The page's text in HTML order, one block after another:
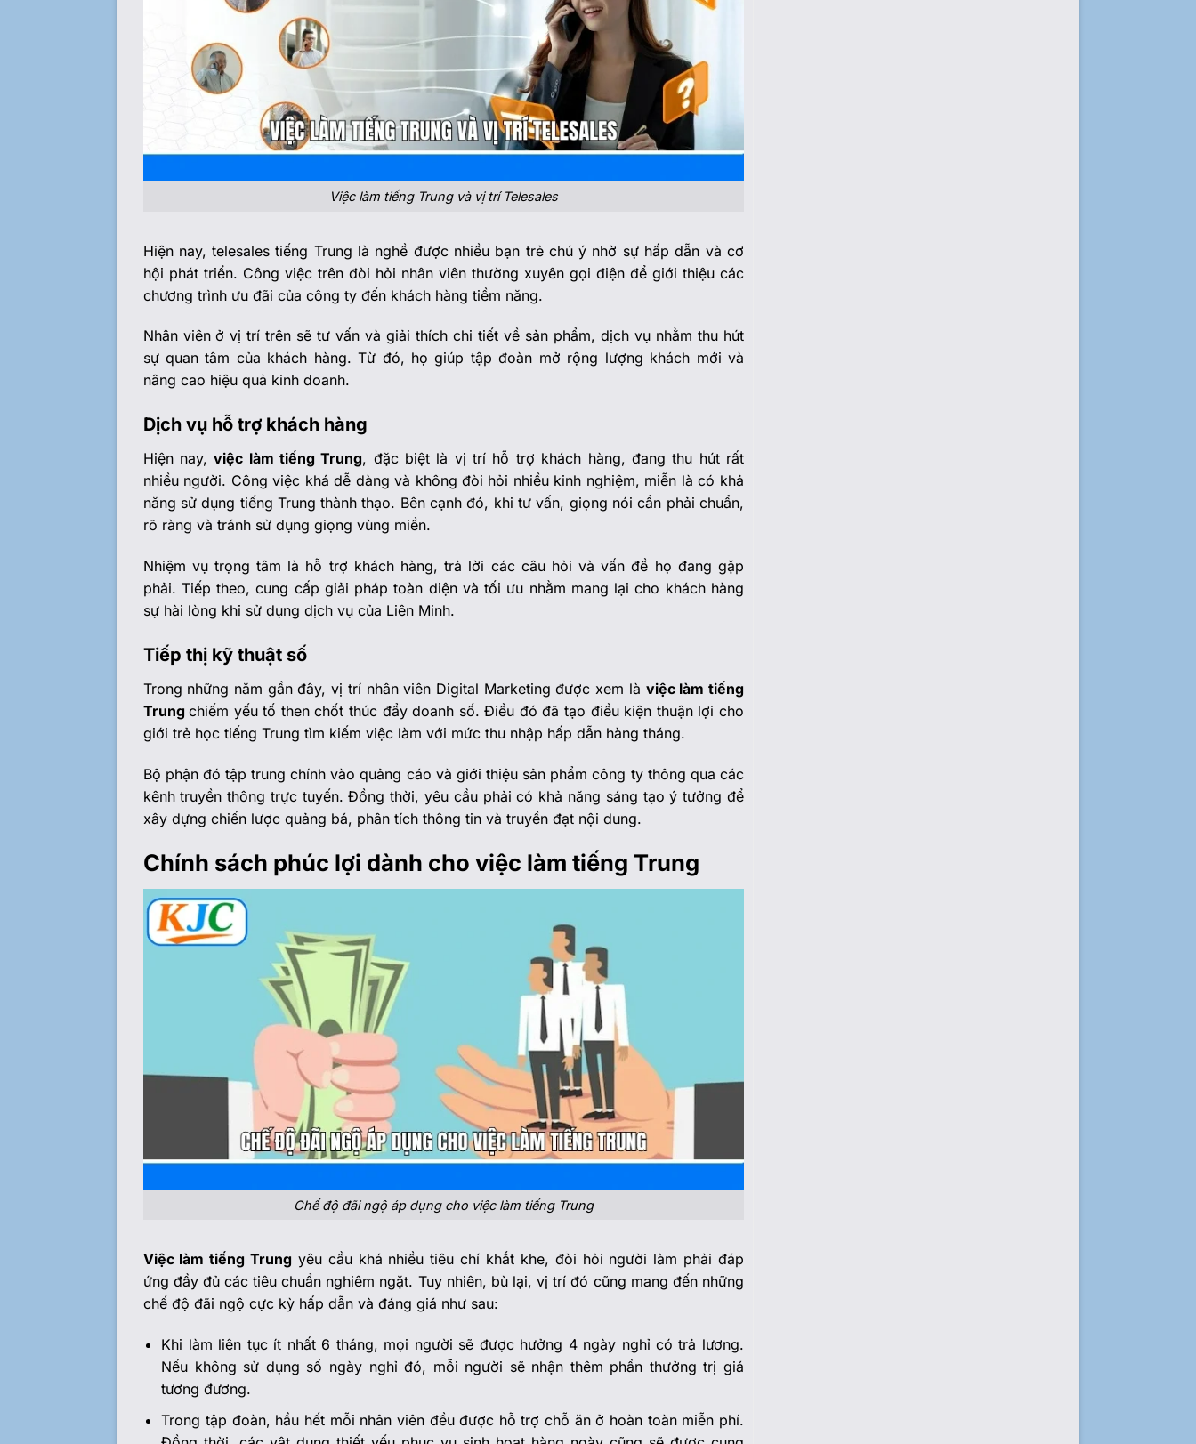
Việc làm tiếng Trung và vị trí Telesales
Hiện nay, telesales tiếng Trung là nghề được nhiều bạn trẻ chú ý nhờ sự hấp dẫn và cơ
hội phát triển. Công việc trên đòi hỏi nhân viên thường xuyên gọi điện để giới thiệu các
chương trình ưu đãi của công ty đến khách hàng tiềm năng.
Nhân viên ở vị trí trên sẽ tư vấn và giải thích chi tiết về sản phẩm, dịch vụ nhằm thu hút
sự quan tâm của khách hàng. Từ đó, họ giúp tập đoàn mở rộng lượng khách mới và
nâng cao hiệu quả kinh doanh.
Dịch vụ hỗ trợ khách hàng
Hiện nay,việc làm tiếng Trung, đặc biệt là vị trí hỗ trợ khách hàng, đang thu hút rất
nhiều người. Công việc khá dễ dàng và không đòi hỏi nhiều kinh nghiệm, miễn là có khả
năng sử dụng tiếng Trung thành thạo. Bên cạnh đó, khi tư vấn, giọng nói cần phải chuẩn,
rõ ràng và tránh sử dụng giọng vùng miền.
Nhiệm vụ trọng tâm là hỗ trợ khách hàng, trả lời các câu hỏi và vấn đề họ đang gặp
phải. Tiếp theo, cung cấp giải pháp toàn diện và tối ưu nhằm mang lại cho khách hàng
sự hài lòng khi sử dụng dịch vụ của Liên Minh.
Tiếp thị kỹ thuật số
Trong những năm gần đây, vị trí nhân viên Digital Marketing được xem là việc làm tiếng
Trungchiếm yếu tố then chốt thúc đẩy doanh số. Điều đó đã tạo điều kiện thuận lợi cho
giới trẻ học tiếng Trung tìm kiếm việc làm với mức thu nhập hấp dẫn hàng tháng.
Bộ phận đó tập trung chính vào quảng cáo và giới thiệu sản phẩm công ty thông qua các
kênh truyền thông trực tuyến. Đồng thời, yêu cầu phải có khả năng sáng tạo ý tưởng để
xây dựng chiến lược quảng bá, phân tích thông tin và truyền đạt nội dung.
Chính sách phúc lợi dành cho việc làm tiếng Trung
Chế độ đãi ngộ áp dụng cho việc làm tiếng Trung
Việc làm tiếng Trung yêu cầu khá nhiều tiêu chí khắt khe, đòi hỏi người làm phải đáp
ứng đầy đủ các tiêu chuẩn nghiêm ngặt. Tuy nhiên, bù lại, vị trí đó cũng mang đến những
chế độ đãi ngộ cực kỳ hấp dẫn và đáng giá như sau:
Khi làm liên tục ít nhất 6 tháng, mọi người sẽ được hưởng 4 ngày nghỉ có trả lương.
Nếu không sử dụng số ngày nghỉ đó, mỗi người sẽ nhận thêm phần thưởng trị giá
tương đương.
Trong tập đoàn, hầu hết mỗi nhân viên đều được hỗ trợ chỗ ăn ở hoàn toàn miễn phí.